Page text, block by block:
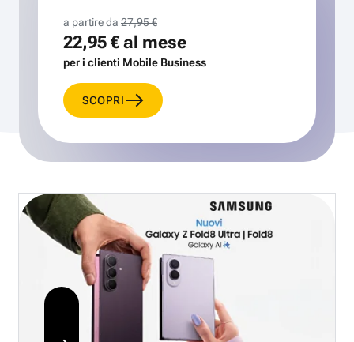
a partire da 27,95 €
22,95 €al mese
per i clienti Mobile Business
SCOPRI